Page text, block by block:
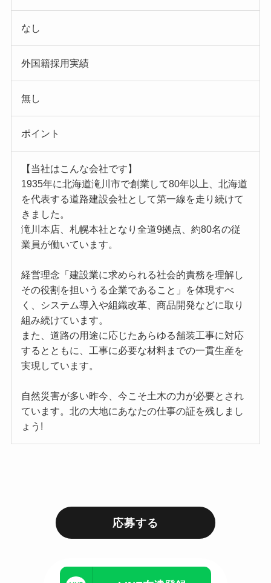
なし
外国籍採用実績
無し
ポイント
【当社はこんな会社です】
1935年に北海道滝川市で創業して80年以上、北海道
を代表する道路建設会社として第一線を走り続けて
きました。
滝川本店、札幌本社となり全道9拠点、約80名の従
業員が働いています。
経営理念「建設業に求められる社会的責務を理解し
その役割を担いうる企業であること」を体現すべ
く、システム導入や組織改革、商品開発などに取り
組み続けています。
また、道路の用途に応じたあらゆる舗装工事に対応
するとともに、工事に必要な材料までの一貫生産を
実現しています。
自然災害が多い昨今、今こそ土木の力が必要とされ
ています。北の大地にあなたの仕事の証を残しまし
ょう!
応募する